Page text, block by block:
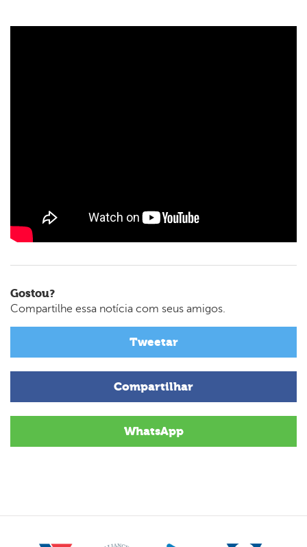
Gostou?
Compartilhe essa notícia com seus amigos.
Tweetar
Compartilhar
WhatsApp